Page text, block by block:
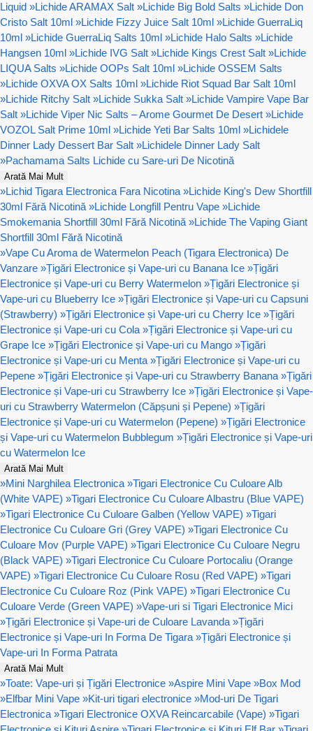
Liquid »Lichide ARAMAX Salt »Lichide Big Bold Salts »Lichide Don
Cristo Salt 10ml »Lichide Fizzy Juice Salt 10ml »Lichide GuerraLiq
10ml »Lichide GuerraLiq Salts 10ml »Lichide Halo Salts »Lichide
Hangsen 10ml »Lichide IVG Salt »Lichide Kings Crest Salt »Lichide
LIQUA Salts »Lichide OOPs Salt 10ml »Lichide OSSEM Salts
»Lichide OXVA OX Salts 10ml »Lichide Riot Squad Bar Salt 10ml
»Lichide Ritchy Salt »Lichide Sukka Salt »Lichide Vampire Vape Bar
Salt »Lichide Viper Nic Salts – Arome Gourmet De Desert »Lichide
VOZOL Salt Prime 10ml »Lichide Yeti Bar Salts 10ml »Lichidele
Dinner Lady Dessert Bar Salt »Lichidele Dinner Lady Salt
»Pachamama Salts Lichide cu Sare-uri De Nicotină
Arată Mai Mult
»Lichid Tigara Electronica Fara Nicotina »Lichide King's Dew Shortfill
30ml Fără Nicotină »Lichide Longfill Pentru Vape »Lichide
Smokemania Shortfill 30ml Fără Nicotină »Lichide The Vaping Giant
Shortfill 30ml Fără Nicotină
»Vape Cu Aroma de Watermelon Peach (Tigara Electronica) De
Vanzare »Țigări Electronice și Vape-uri cu Banana Ice »Țigări
Electronice și Vape-uri cu Berry Watermelon »Țigări Electronice și
Vape-uri cu Blueberry Ice »Țigări Electronice și Vape-uri cu Capsuni
(Strawberry) »Țigări Electronice și Vape-uri cu Cherry Ice »Țigări
Electronice și Vape-uri cu Cola »Țigări Electronice și Vape-uri cu
Grape Ice »Țigări Electronice și Vape-uri cu Mango »Țigări
Electronice și Vape-uri cu Menta »Țigări Electronice și Vape-uri cu
Pepene »Țigări Electronice și Vape-uri cu Strawberry Banana »Țigări
Electronice și Vape-uri cu Strawberry Ice »Țigări Electronice și Vape-
uri cu Strawberry Watermelon (Căpșuni și Pepene) »Țigări
Electronice și Vape-uri cu Watermelon (Pepene) »Țigări Electronice
și Vape-uri cu Watermelon Bubblegum »Țigări Electronice și Vape-uri
cu Watermelon Ice
Arată Mai Mult
»Mini Narghilea Electronica »Tigari Electronice Cu Culoare Alb
(White VAPE) »Tigari Electronice Cu Culoare Albastru (Blue VAPE)
»Tigari Electronice Cu Culoare Galben (Yellow VAPE) »Tigari
Electronice Cu Culoare Gri (Grey VAPE) »Tigari Electronice Cu
Culoare Mov (Purple VAPE) »Tigari Electronice Cu Culoare Negru
(Black VAPE) »Tigari Electronice Cu Culoare Portocaliu (Orange
VAPE) »Tigari Electronice Cu Culoare Rosu (Red VAPE) »Tigari
Electronice Cu Culoare Roz (Pink VAPE) »Tigari Electronice Cu
Culoare Verde (Green VAPE) »Vape-uri si Tigari Electronice Mici
»Țigări Electronice și Vape-uri de Culoare Lavanda »Țigări
Electronice și Vape-uri In Forma De Tigara »Țigări Electronice și
Vape-uri In Forma Patrata
Arată Mai Mult
»Toate: Vape-uri și Țigări Electronice »Aspire Mini Vape »Box Mod
»Elfbar Mini Vape »Kit-uri tigari electronice »Mod-uri De Tigari
Electronica »Tigari Electronice OXVA Reincarcabile (Vape) »Tigari